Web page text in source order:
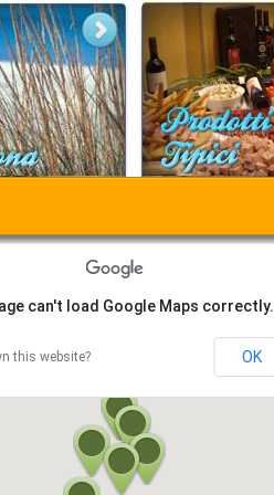
can't load Google Maps correctly.
this website? OK